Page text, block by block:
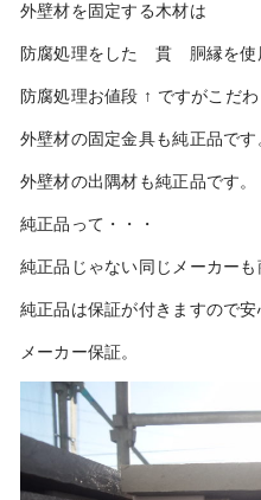
外壁材を固定する木材は
防腐処理をした 貫 胴縁を使
防腐処理お値段 ↑ ですがこだわ
外壁材の固定金具も純正品です
外壁材の出隅材も純正品です。
純正品って・・・
純正品じゃない同じメーカーも
純正品は保証が付きますので安
メーカー保証。